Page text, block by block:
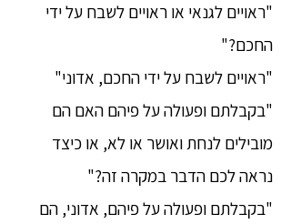
"ראויים לגנאי או ראויים לשבח על ידי
החכם?"
"ראויים לשבח על ידי החכם, אדוני"
"בקבלתם ופעולה על פיהם האם הם
מובילים לנחת ואושר או לא, או כיצד
נראה לכם הדבר במקרה זה?"
"בקבלתם ופעולה על פיהם, אדוני, הם